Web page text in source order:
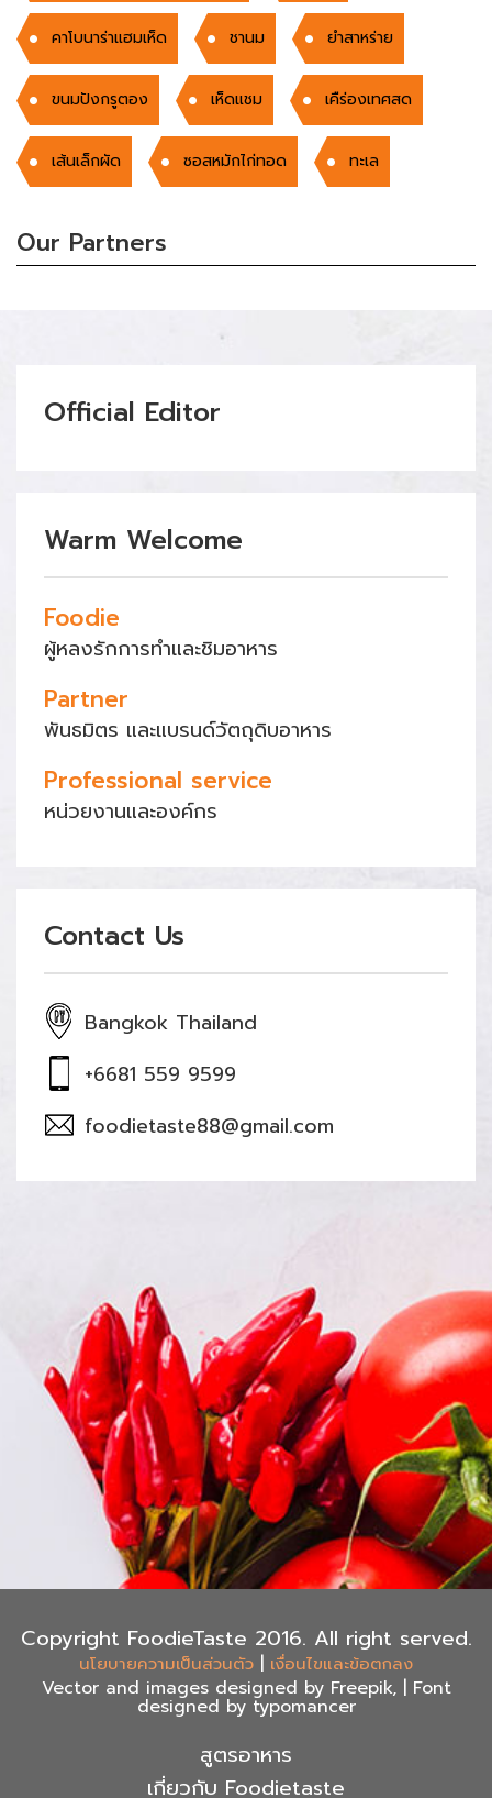
คาโบนาร่าแฮมเห็ด ชานม ยำสาหร่าย
ขนมปังกรูตอง เห็ดแชม เคืร่องเทศสด
เส้นเล็กผัด ซอสหมักไก่ทอด ทะเล
Our Partners
Official Editor
Warm Welcome
Foodie
ผู้หลงรักการทำและชิมอาหาร
Partner
พันธมิตร และแบรนด์วัตถุดิบอาหาร
Professional service
หน่วยงานและองค์กร
Contact Us
Bangkok Thailand
+6681 559 9599
foodietaste88@gmail.com
Copyright FoodieTaste 2016. All right served.
นโยบายความเป็นส่วนตัว | เงื่อนไขและข้อตกลง
Vector and images designed by Freepik, | Font
designed by typomancer
สูตรอาหาร
เกี่ยวกับ Foodietaste